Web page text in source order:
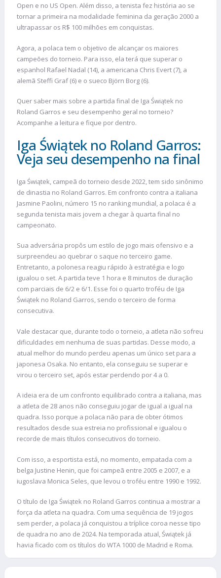
Open e no US Open. Além disso, a tenista fez história ao se
tornar a primeira na modalidade feminina da geração 2000 a
ultrapassar os R$ 100 milhões em conquistas.
Agora, a polaca tem o objetivo de alcançar os maiores
campeões do torneio. Para isso, ela terá que superar o
espanhol Rafael Nadal (14), a americana Chris Evert (7), a
alemã Steffi Graf (6) e o sueco Björn Borg (6).
Quer saber mais sobre a partida final de Iga Świątek no
Roland Garros e seu desempenho geral no torneio?
Acompanhe a leitura e fique por dentro.
Iga Świątek no Roland Garros:
Veja seu desempenho na final
Iga Świątek, campeã do torneio desde 2022, tem sido sinônimo
de dinastia no Roland Garros. Em confronto contra a italiana
Jasmine Paolini, número 15 no ranking mundial, a polaca é a
segunda tenista mais jovem a chegar à quarta final no
campeonato.
Sua adversária propôs um estilo de jogo mais ofensivo e a
surpreendeu ao quebrar o saque no terceiro game.
Entretanto, a polonesa reagiu rápido à estratégia e logo
igualou o set. A partida teve 1 hora e 8 minutos de duração
com parciais de 6/2 e 6/1. Esse foi o quarto troféu de Iga
Świątek no Roland Garros, sendo o terceiro de forma
consecutiva.
Vale destacar que, durante todo o torneio, a atleta não sofreu
dificuldades em nenhuma de suas partidas. Desse modo, a
atual melhor do mundo perdeu apenas um único set para a
japonesa Osaka. No entanto, ela conseguiu se superar e
virou o terceiro set, após estar perdendo por 4 a 0.
A ideia era de um confronto equilibrado contra a italiana, mas
a atleta de 28 anos não conseguiu jogar de igual a igual na
quadra. Isso porque a polaca não para de obter ótimos
resultados desde sua estreia no profissional e igualou o
recorde de mais títulos consecutivos do torneio.
Com isso, a esportista está, no momento, empatada com a
belga Justine Henin, que foi campeã entre 2005 e 2007, e a
iugoslava Monica Seles, que levou o troféu entre 1990 e 1992.
O título de Iga Świątek no Roland Garros continua a mostrar a
força da atleta na quadra. Com uma sequência de 19 jogos
sem perder, a polaca já conquistou a tríplice coroa nesse tipo
de quadra no ano de 2024. Na temporada atual, Świątek já
havia ficado com os títulos do WTA 1000 de Madrid e Roma.